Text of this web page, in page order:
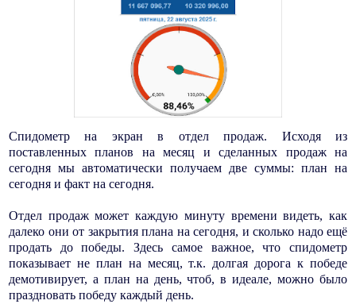
Спидометр на экран в отдел продаж. Исходя из
поставленных планов на месяц и сделанных продаж на
сегодня мы автоматически получаем две суммы: план на
сегодня и факт на сегодня.
Отдел продаж может каждую минуту времени видеть, как
далеко они от закрытия плана на сегодня, и сколько надо ещё
продать до победы. Здесь самое важное, что спидометр
показывает не план на месяц, т.к. долгая дорога к победе
демотивирует, а план на день, чтоб, в идеале, можно было
праздновать победу каждый день.